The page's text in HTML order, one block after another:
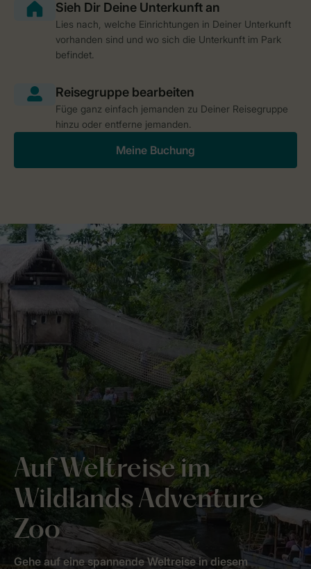
Lies nach, welche Einrichtungen in Deiner Unterkunft
vorhanden sind und wo sich die Unterkunft im Park
befindet.
Füge ganz einfach jemanden zu Deiner Reisegruppe
hinzu oder entferne jemanden.
Meine Buchung
Auf Weltreise im
Wildlands Adventure
Zoo
Gehe auf eine spannende Weltreise in diesem